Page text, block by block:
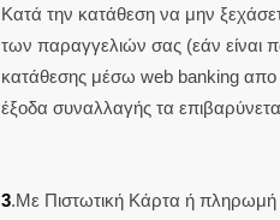
Κατά την κατάθεση να μην
των παραγγελιών σας (εάν
κατάθεσης μέσω web banking
έξοδα συναλλαγής τα
3.Με Πιστωτική Κάρτα ή πληρωμή